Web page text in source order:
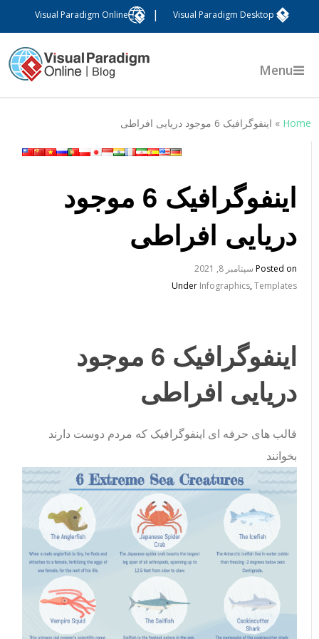
Visual Paradigm Desktop
Visual Paradigm Online
Menu
Home
» اینفوگرافیک 6 موجود دریایی افراطی
اینفوگرافیک 6 موجود
دریایی افراطی
Posted onسپتامبر 8, 2021
UnderInfographics,Templates
اینفوگرافیک 6 موجود
دریایی افراطی
قالب های حرفه ای اینفوگرافیک که مردم دوست دارند
بخوانند